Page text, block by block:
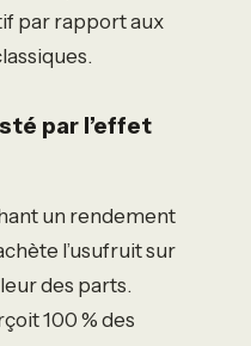
par rapport aux
par l’effet
un rendement
l’usufruit sur
des parts.
100 % des